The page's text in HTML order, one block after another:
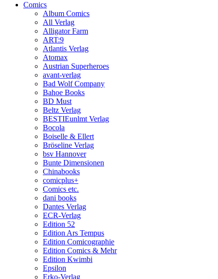
Comics
Album Comics
All Verlag
Alligator Farm
ART:9
Atlantis Verlag
Atomax
Austrian Superheroes
avant-verlag
Bad Wolf Company
Bahoe Books
BD Must
Beltz Verlag
BESTIEunlmt Verlag
Bocola
Boiselle & Ellert
Bröseline Verlag
bsv Hannover
Bunte Dimensionen
Chinabooks
comicplus+
Comics etc.
dani books
Dantes Verlag
ECR-Verlag
Edition 52
Edition Ars Tempus
Edition Comicographie
Edition Comics & Mehr
Edition Kwimbi
Epsilon
Erko-Verlag